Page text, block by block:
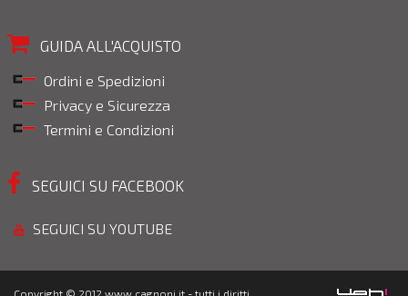
GUIDA ALL'ACQUISTO
Ordini e Spedizioni
Privacy e Sicurezza
Termini e Condizioni
SEGUICI SU FACEBOOK
SEGUICI SU YOUTUBE